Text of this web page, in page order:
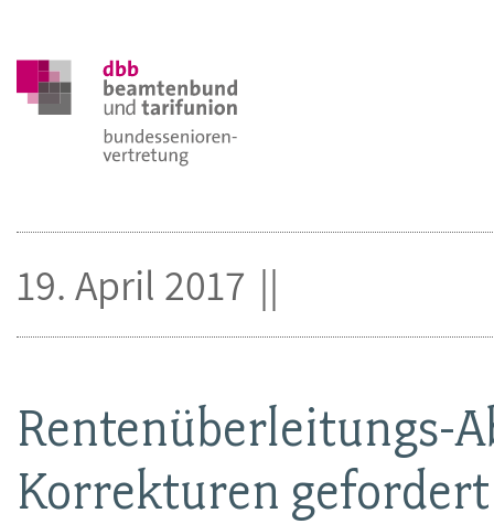
Rentenüberleitungs-
Korrekturen gefordert
19. April 2017